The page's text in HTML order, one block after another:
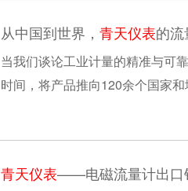
从中国到世界， 青天仪表的
当我们谈论工业计量的精准与可靠
时间，将产品推向120余个国家
青天仪表——电磁流量计出口